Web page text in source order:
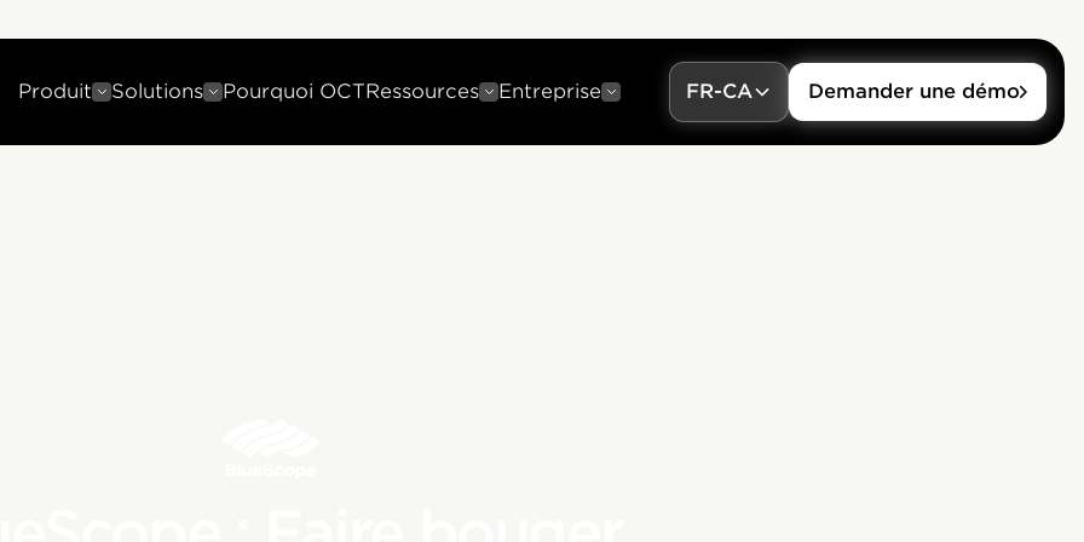
Produit Solutions Pourquoi OCTRessources Entreprise FR-CA Demander une démo